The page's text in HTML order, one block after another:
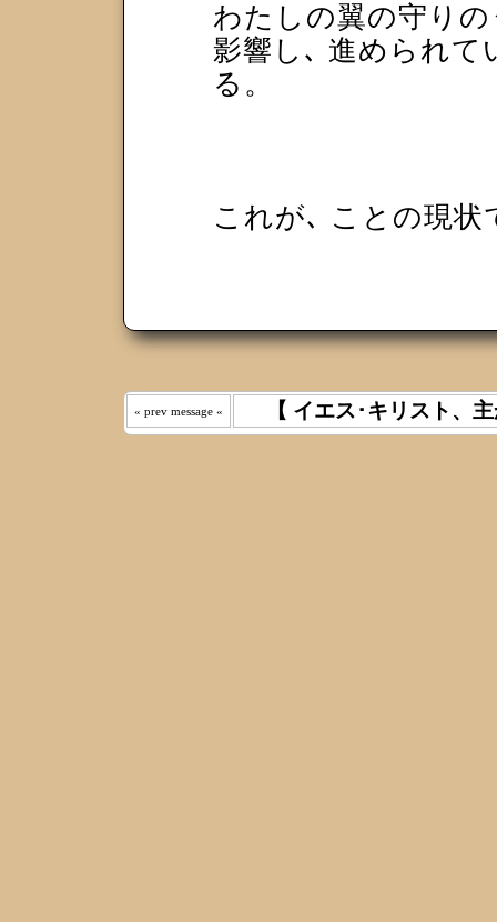
わたしの翼の守り
影響し､ 進められて
る。
これが､ ことの現
« prev message « 【 イエス･キリスト、